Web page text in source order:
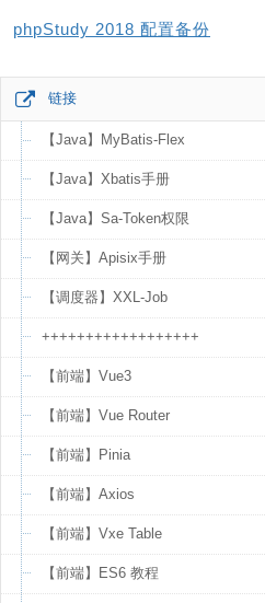
phpStudy 2018 配置备份
链接
【Java】MyBatis-Flex
【Java】Xbatis手册
【Java】Sa-Token权限
【网关】Apisix手册
【调度器】XXL-Job
++++++++++++++++++
【前端】Vue3
【前端】Vue Router
【前端】Pinia
【前端】Axios
【前端】Vxe Table
【前端】ES6 教程